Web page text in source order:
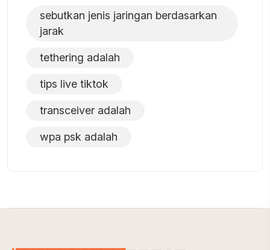
sebutkan jenis jaringan berdasarkan
jarak
tethering adalah
tips live tiktok
transceiver adalah
wpa psk adalah